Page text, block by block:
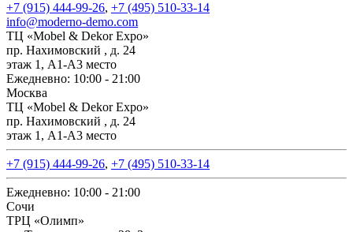
+7 (915) 444-99-26, +7 (495) 510-33-14
info@moderno-demo.com
ТЦ «Mobel & Dekor Expo»
пр. Нахимовский , д. 24
этаж 1, А1-А3 место
Ежедневно: 10:00 - 21:00
Москва
ТЦ «Mobel & Dekor Expo»
пр. Нахимовский , д. 24
этаж 1, А1-А3 место
+7 (915) 444-99-26, +7 (495) 510-33-14
Ежедневно: 10:00 - 21:00
Сочи
ТРЦ «Олимп»